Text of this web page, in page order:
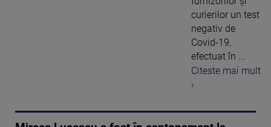
curierilor un test
negativ de
Covid-19,
efectuat în ...
Citeste mai mult
›